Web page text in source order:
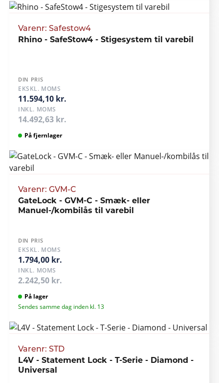
Varenr: Safestow4
Rhino - SafeStow4 - Stigesystem til varebil
DIN PRIS
EKSKL. MOMS
11.594,10 kr.
INKL. MOMS
14.492,63 kr.
På fjernlager
Varenr: GVM-C
GateLock - GVM-C - Smæk- eller
Manuel-/kombilås til varebil
DIN PRIS
EKSKL. MOMS
1.794,00 kr.
INKL. MOMS
2.242,50 kr.
På lager
Sendes samme dag inden kl. 13
Varenr: STD
L4V - Statement Lock - T-Serie - Diamond -
Universal